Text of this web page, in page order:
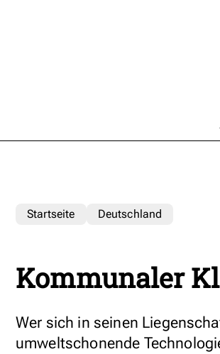
Startseite Deutschland
Kommunaler
Wer sich in seinen
umweltschonende